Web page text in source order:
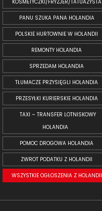
KOSMETYCZKI/FRYZJER/TATUAŻYSTA
PANU SZUKA PANA HOLANDIA
POLSKIE HURTOWNIE W HOLANDII
REMONTY HOLANDIA
SPRZEDAM HOLANDIA
TŁUMACZE PRZYSIĘGLI HOLANDIA
PRZESYŁKI KURIERSKIE HOLANDIA
TAXI – TRANSFER LOTNISKOWY
HOLANDIA
POMOC DROGOWA HOLANDIA
ZWROT PODATKU Z HOLANDII
WSZYSTKIE OGŁOSZENIA Z HOLANDII